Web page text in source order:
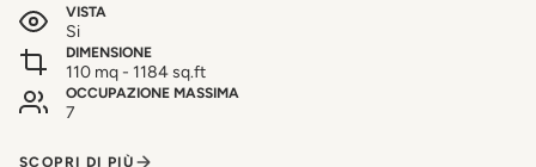
VISTA
Si
DIMENSIONE
110 mq - 1184 sq.ft
OCCUPAZIONE MASSIMA
7
SCOPRI DI PIÙ